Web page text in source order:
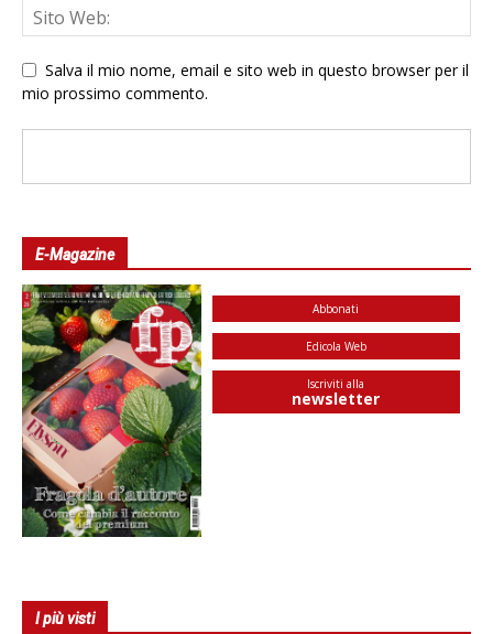
Salva il mio nome, email e sito web in questo browser per il
mio prossimo commento.
E-Magazine
Abbonati
Edicola Web
Iscriviti alla
newsletter
I più visti